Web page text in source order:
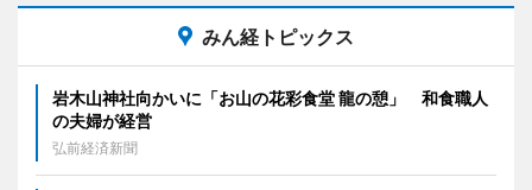
みん経トピックス
岩木山神社向かいに「お山の花彩食堂 龍の憩」 和食職人
の夫婦が経営
弘前経済新聞